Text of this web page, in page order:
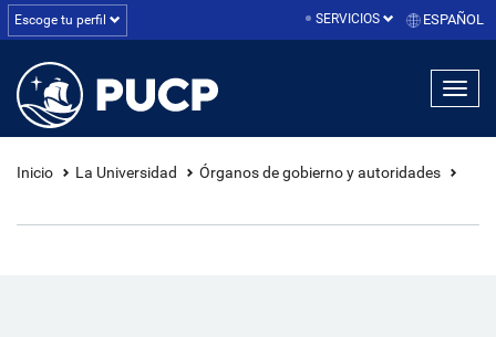
Escoge tu perfil SERVICIOS ESPAÑOL
Inicio La Universidad Órganos de gobierno y autoridades